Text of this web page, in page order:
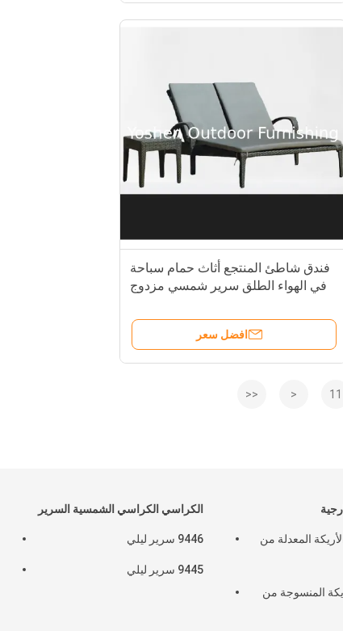
فندق شاطئ المنتجع أثاث حمام سباحة
في الهواء الطلق سرير شمسي مزدوج
افضل سعر
<< < 11
الكراسي الكراسي الشمسية السرير
9446 سرير ليلي
9445 سرير ليلي
المعدلة من
المنسوجة من